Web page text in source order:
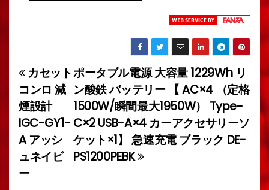
投
稿
ナ
ビ
ゲ
ポータブル電源 大容量 1229Wh リ
ン酸鉄 バッテリー 【 AC×4 （定格
1500W/瞬間最大1950W） Type-
C×2 USB-A×4 カーアクセサリーソ
ケット×1】 急速充電 ブラック DE-
PS1200PEBK
カセット
コンロ 減
煙設計
IGC-GY1-
A アッシ
ュネイビ
ー